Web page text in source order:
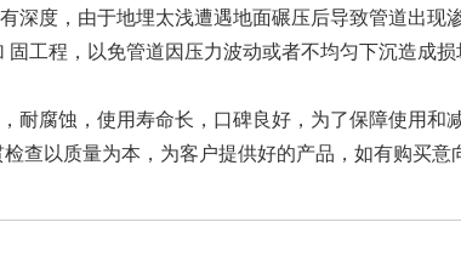
度，由于地埋太浅遭遇地面碾压后导致管道出现
固工程，以免管道因压力波动或者不均匀下沉造成损
腐蚀，使用寿命长，口碑良好，为了保障使用和
查以质量为本，为客户提供好的产品，如有购买意